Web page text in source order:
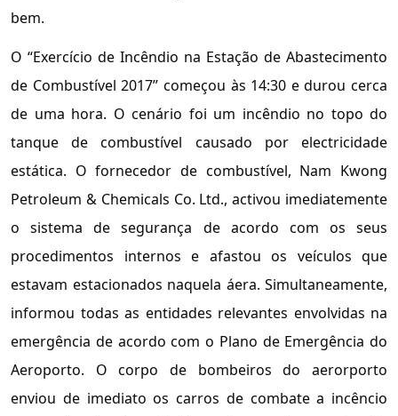
bem.
O “Exercício de Incêndio na Estação de Abastecimento
de Combustível 2017” começou às 14:30 e durou cerca
de uma hora. O cenário foi um incêndio no topo do
tanque de combustível causado por electricidade
estática. O fornecedor de combustível, Nam Kwong
Petroleum & Chemicals Co. Ltd., activou imediatemente
o sistema de segurança de acordo com os seus
procedimentos internos e afastou os veículos que
estavam estacionados naquela áera. Simultaneamente,
informou todas as entidades relevantes envolvidas na
emergência de acordo com o Plano de Emergência do
Aeroporto. O corpo de bombeiros do aerorporto
enviou de imediato os carros de combate a incêncio